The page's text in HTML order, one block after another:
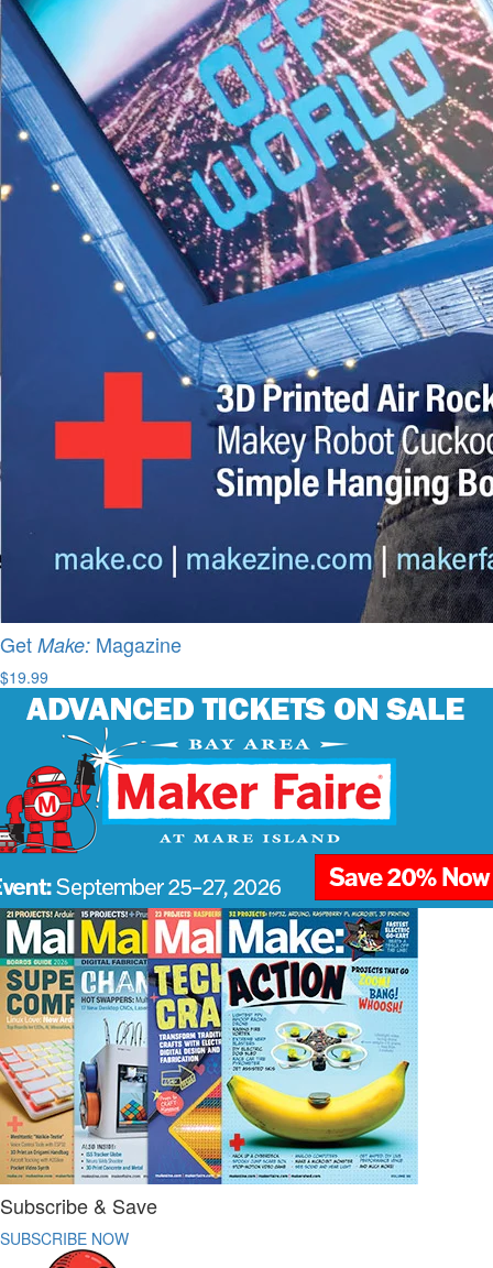
Get Make: Magazine
$19.99
Subscribe & Save
SUBSCRIBE NOW